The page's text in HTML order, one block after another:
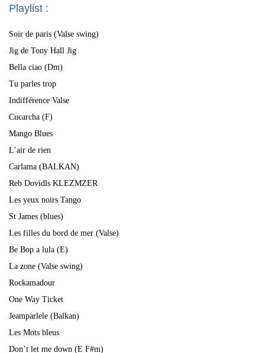
Playlist :
Soir de paris (Valse swing)
Jig de Tony Hall Jig
Bella ciao (Dm)
Tu parles trop
Indifférence Valse
Cucarcha (F)
Mango Blues
L’air de rien
Carlama (BALKAN)
Reb Dovidls KLEZMZER
Les yeux noirs Tango
St James (blues)
Les filles du bord de mer (Valse)
Be Bop a lula (E)
La zone (Valse swing)
Rockamadour
One Way Ticket
Jeamparlele (Balkan)
Les Mots bleus
Don’t let me down (E F#m)